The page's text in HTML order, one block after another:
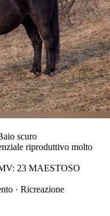
scuro
riproduttivo molto
23 MAESTOSO
· Ricreazione